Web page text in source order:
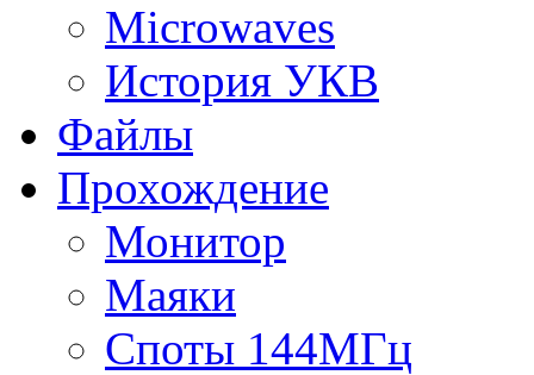
Microwaves
История УКВ
Файлы
Прохождение
Монитор
Маяки
Споты 144МГц